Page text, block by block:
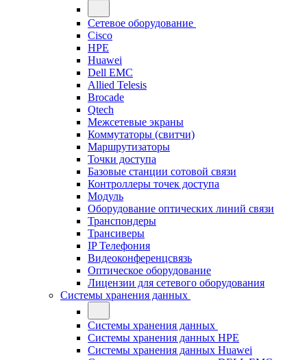
Сетевое оборудование
Cisco
HPE
Huawei
Dell EMC
Allied Telesis
Brocade
Qtech
Межсетевые экраны
Коммутаторы (свитчи)
Маршрутизаторы
Точки доступа
Базовые станции сотовой связи
Контроллеры точек доступа
Модуль
Оборудование оптических линий связи
Транспондеры
Трансиверы
IP Телефония
Видеоконференцсвязь
Оптическое оборудование
Лицензии для сетевого оборудования
Системы хранения данных
Системы хранения данных
Системы хранения данных HPE
Системы хранения данных Huawei